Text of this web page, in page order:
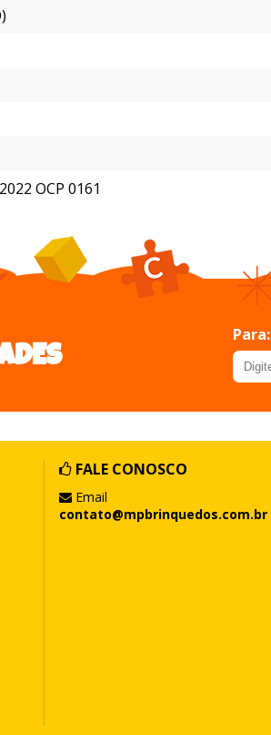
OCP 0161
Para:
FALE CONOSCO
Email
contato@mpbrinquedos.com.br